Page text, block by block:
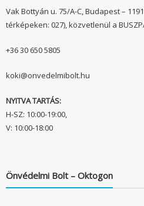
Vak Bottyán u. 75/A-C, Budapest –
térképeken: 027), közvetlenül a
+36 30 650 5805
koki@onvedelmibolt.hu
NYITVA TARTÁS:
H-SZ: 10:00-19:00,
V: 10:00-18:00
Önvédelmi Bolt – Oktogon